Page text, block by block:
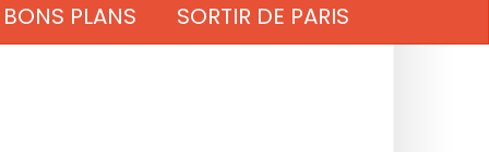
BONS PLANS SORTIR DE PARIS